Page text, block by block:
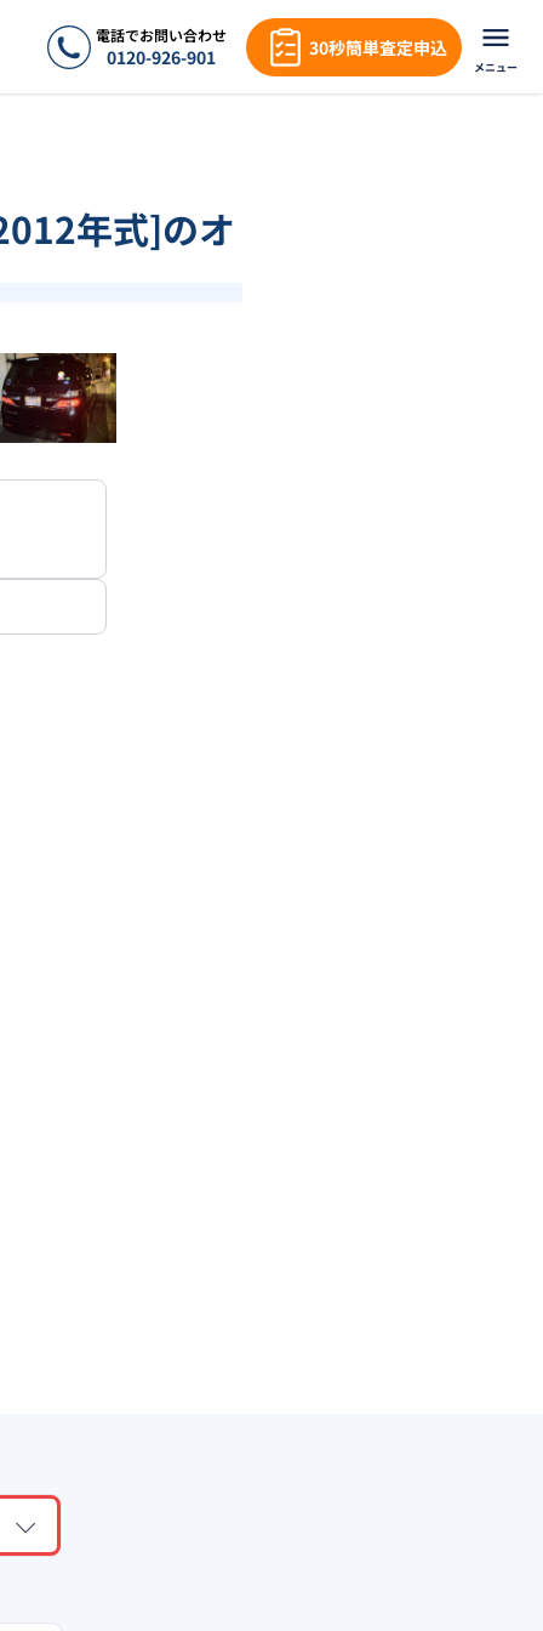
電話でお問い合わせ
0120-926-901 30秒簡単査定申込
メニュー
年式]のオ
1/18